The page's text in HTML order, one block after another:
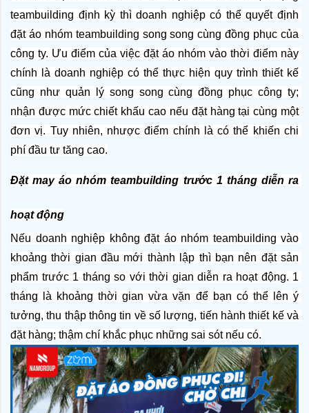
teambuilding định kỳ thì doanh nghiệp có thể quyết định
đặt áo nhóm teambuilding song song cùng đồng phục của
công ty. Ưu điểm của việc đặt áo nhóm vào thời điểm này
chính là doanh nghiệp có thể thực hiện quy trình thiết kế
cũng như quản lý song song cùng đồng phục công ty;
nhận được mức chiết khấu cao nếu đặt hàng tại cùng một
đơn vị. Tuy nhiên, nhược điểm chính là có thể khiến chi
phí đầu tư tăng cao.
Đặt may áo nhóm teambuilding trước 1 tháng diễn ra
hoạt động
Nếu doanh nghiệp không đặt áo nhóm teambuilding vào
khoảng thời gian đầu mới thành lập thì bạn nên đặt sản
phẩm trước 1 tháng so với thời gian diễn ra hoạt động. 1
tháng là khoảng thời gian vừa vặn để bạn có thể lên ý
tưởng, thu thập thông tin về số lượng, tiến hành thiết kế và
đặt hàng; thậm chí khắc phục những sai sót nếu có.